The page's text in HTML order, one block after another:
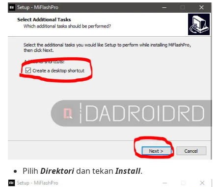
Pilih Direktori dan tekanInstall.